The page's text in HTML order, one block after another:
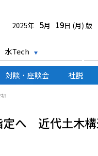
日本水道新聞 電子版
2025年 5月 19日 (月) 版
水Tech
対談・座談会 社説
定へ 近代土木